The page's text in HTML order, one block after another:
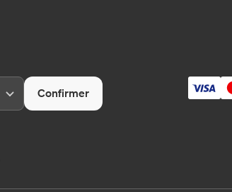
Confirmer